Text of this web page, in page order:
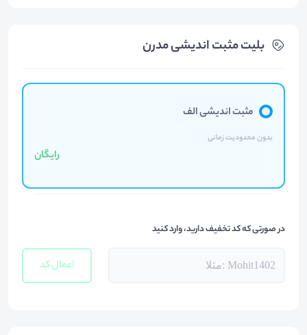
بلیت‌ مثبت اندیشی مدرن
مثبت اندیشی الف
بدون محدودیت زمانی
رایگان
در صورتی که کد تخفیف دارید، وارد کنید
اعمال کد